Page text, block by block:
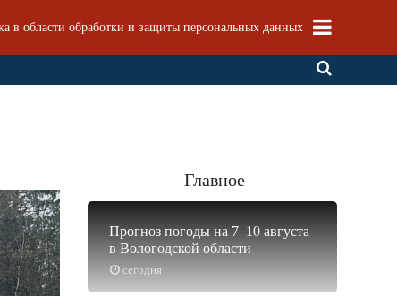
в области обработки и защиты персональных данных
Главное
сегодня
Прогноз погоды на 7–10 августа
в Вологодской области